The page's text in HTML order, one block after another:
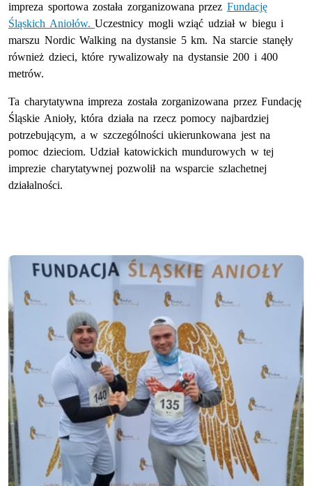
impreza sportowa została zorganizowana przez Fundację
Śląskich Aniołów.Uczestnicy mogli wziąć udział w biegu i
marszu Nordic Walking na dystansie 5km. Na starcie stanęły
również dzieci, które rywalizowały na dystansie 200 i 400
metrów.
Ta charytatywna impreza została zorganizowana przez Fundację
Śląskie Anioły, która działa na rzecz pomocy najbardziej
potrzebującym, a w szczególności ukierunkowana jest na
pomoc dzieciom. Udział katowickich mundurowych w tej
imprezie charytatywnej pozwolił na wsparcie szlachetnej
działalności.